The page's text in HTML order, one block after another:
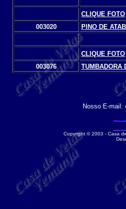
CLIQUE FOTO
003020
PINO DE
CLIQUE FOTO
003076
TUMBADORA
Nosso E-mail:
Copyright © 2003 - Casa